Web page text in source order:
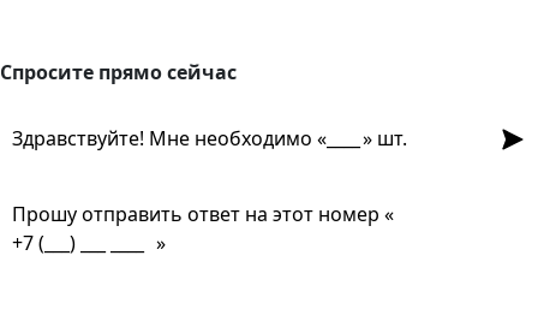
Спросите прямо сейчас
Здравствуйте! Мне необходимо « » шт.
Прошу отправить ответ на этот номер «
»